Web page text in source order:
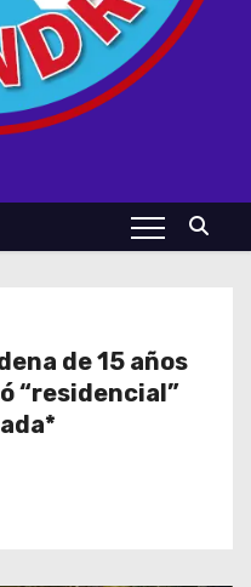
de 15 años
“residencial”